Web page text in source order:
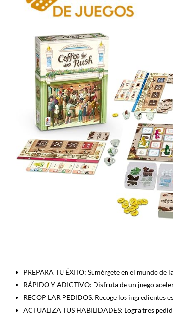
PREPARA TU ÉXITO: Sumérgete en el mundo
RÁPIDO Y ADICTIVO: Disfruta de un juego
RECOPILAR PEDIDOS: Recoge los
ACTUALIZA TUS HABILIDADES: Logra tres